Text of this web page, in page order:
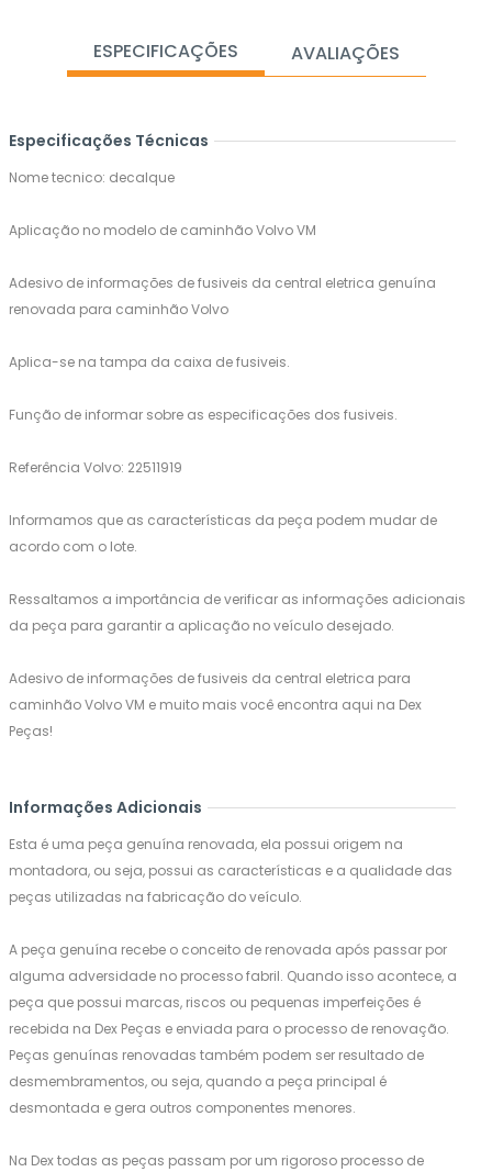
ESPECIFICAÇÕES AVALIAÇÕES
Especificações Técnicas
Nome tecnico: decalque
Aplicação no modelo de caminhão Volvo VM
Adesivo de informações de fusiveis da central eletrica genuína
renovada para caminhão Volvo
Aplica-se na tampa da caixa de fusiveis.
Função de informar sobre as especificações dos fusiveis.
Referência Volvo: 22511919
Informamos que as características da peça podem mudar de
acordo com o lote.
Ressaltamos a importância de verificar as informações adicionais
da peça para garantir a aplicação no veículo desejado.
Adesivo de informações de fusiveis da central eletrica para
caminhão Volvo VM e muito mais você encontra aqui na Dex
Peças!
Informações Adicionais
Esta é uma peça genuína renovada, ela possui origem na
montadora, ou seja, possui as características e a qualidade das
peças utilizadas na fabricação do veículo.
A peça genuína recebe o conceito de renovada após passar por
alguma adversidade no processo fabril. Quando isso acontece, a
peça que possui marcas, riscos ou pequenas imperfeições é
recebida na Dex Peças e enviada para o processo de renovação.
Peças genuínas renovadas também podem ser resultado de
desmembramentos, ou seja, quando a peça principal é
desmontada e gera outros componentes menores.
Na Dex todas as peças passam por um rigoroso processo de